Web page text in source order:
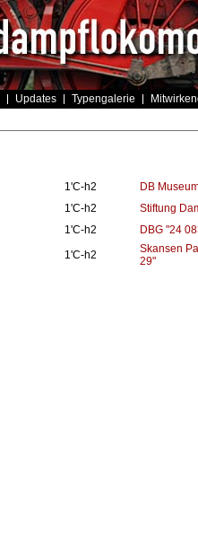
Updates Typengalerie
1'C-h2
DB
1'C-h2
Stiftung
1'C-h2
DBG "24
1'C-h2
Skansen
29"